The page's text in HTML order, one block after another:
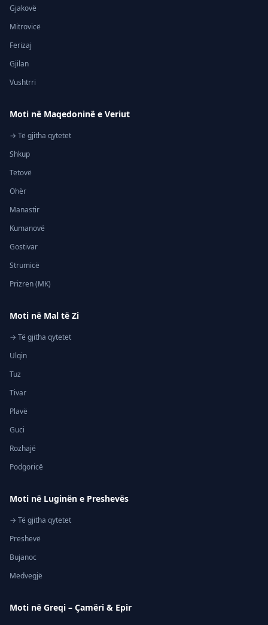
Gjakovë
Mitrovicë
Ferizaj
Gjilan
Vushtrri
Moti në Maqedoninë e Veriut
→ Të gjitha qytetet
Shkup
Tetovë
Ohër
Manastir
Kumanovë
Gostivar
Strumicë
Prizren (MK)
Moti në Mal të Zi
→ Të gjitha qytetet
Ulqin
Tuz
Tivar
Plavë
Guci
Rozhajë
Podgoricë
Moti në Luginën e Preshevës
→ Të gjitha qytetet
Preshevë
Bujanoc
Medvegjë
Moti në Greqi – Çamëri & Epir